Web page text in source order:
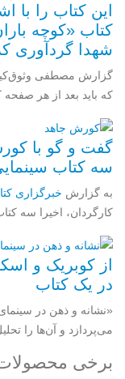
این کتاب را با
کتاب «کوچه
شهدا گردآوری
گزارش مصطفی
که باید بعد از هر
گفت و گو با
سه کتاب
به گزارش خبرگزاری
کارگردان، اخیرا سه
از کوبریک و
در یک کتاب
«نشانه و ذهن در
می‌پردازد و آن‌ها را
برخی